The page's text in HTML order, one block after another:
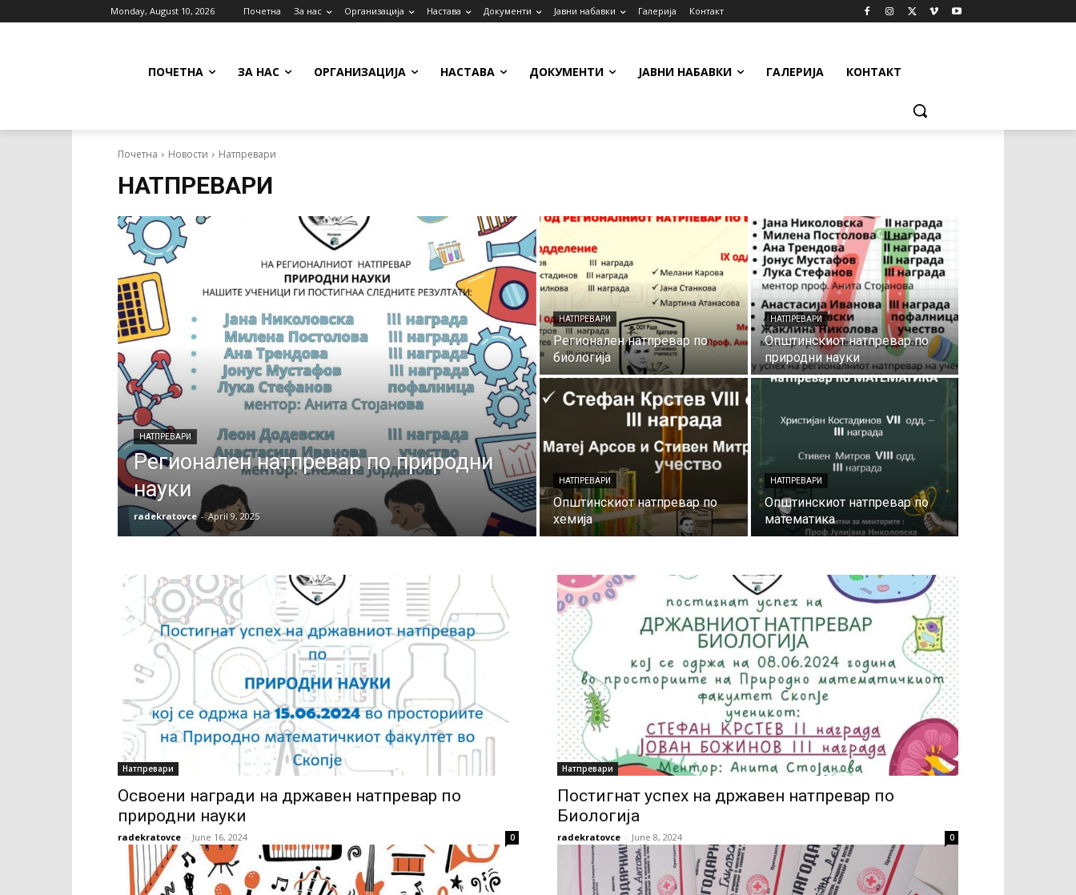
Monday, August 10, 2026 Почетна За нас Организација Настава Документи Јавни набавки Галерија Контакт
ПОЧЕТНА ЗА НАС ОРГАНИЗАЦИЈА НАСТАВА ДОКУМЕНТИ ЈАВНИ НАБАВКИ ГАЛЕРИЈА КОНТАКТ
Почетна Новости Натпревари
НАТПРЕВАРИ
НАТПРЕВАРИ
Регионален натпревар по природни
науки
radekratovce - April 9, 2025
НАТПРЕВАРИ
Регионален натпревар по
биологија
НАТПРЕВАРИ
Општинскиот натпревар по
природни науки
НАТПРЕВАРИ
Општинскиот натпревар по
хемија
НАТПРЕВАРИ
Општинскиот натпревар по
математика
Натпревари
Освоени награди на државен натпревар по
природни науки
radekratovce - June 16, 2024 0
Натпревари
Постигнат успех на државен натпревар по
Биологија
radekratovce - June 8, 2024 0